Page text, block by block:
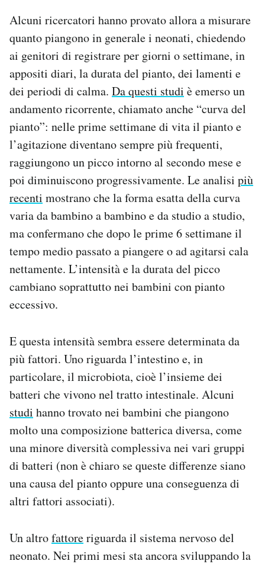
Alcuni ricercatori hanno provato allora a misurare
quanto piangono in generale i neonati, chiedendo
ai genitori di registrare per giorni o settimane, in
appositi diari, la durata del pianto, dei lamenti e
dei periodi di calma. Da questi studi è emerso un
andamento ricorrente, chiamato anche “curva del
pianto”: nelle prime settimane di vita il pianto e
l’agitazione diventano sempre più frequenti,
raggiungono un picco intorno al secondo mese e
poi diminuiscono progressivamente. Le analisi più
recenti mostrano che la forma esatta della curva
varia da bambino a bambino e da studio a studio,
ma confermano che dopo le prime 6 settimane il
tempo medio passato a piangere o ad agitarsi cala
nettamente. L’intensità e la durata del picco
cambiano soprattutto nei bambini con pianto
eccessivo.
E questa intensità sembra essere determinata da
più fattori. Uno riguarda l’intestino e, in
particolare, il microbiota, cioè l’insieme dei
batteri che vivono nel tratto intestinale. Alcuni
studi hanno trovato nei bambini che piangono
molto una composizione batterica diversa, come
una minore diversità complessiva nei vari gruppi
di batteri (non è chiaro se queste differenze siano
una causa del pianto oppure una conseguenza di
altri fattori associati).
Un altrofattoreriguarda il sistema nervoso del
neonato. Nei primi mesi sta ancora sviluppando la